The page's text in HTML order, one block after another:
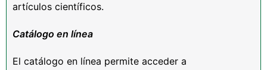
artículos científicos.
Catálogo en línea
El catálogo en línea permite acceder a